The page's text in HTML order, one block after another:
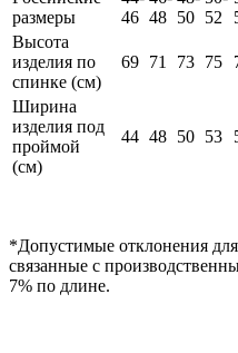
размеры
46 48 50 52
Высота
изделия по
спинке (см)
69 71 73 75
Ширина
изделия под
проймой
(см)
44 48 50 53
*Допустимые отклонения
связанные с
7% по длине.